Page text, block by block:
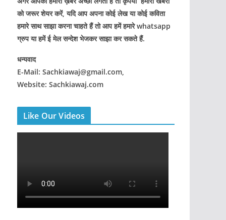
को जरूर शेयर करें, यदि आप अपना कोई लेख या कोई कविता
हमारे साथ साझा करना चाहते हैं तो आप हमें हमारे whatsapp
ग्रुप या हमें ई मेल सन्देश भेजकर साझा कर सकते हैं.
धन्यवाद
E-Mail: Sachkiawaj@gmail.com,
Website: Sachkiawaj.com
Like Our Videos